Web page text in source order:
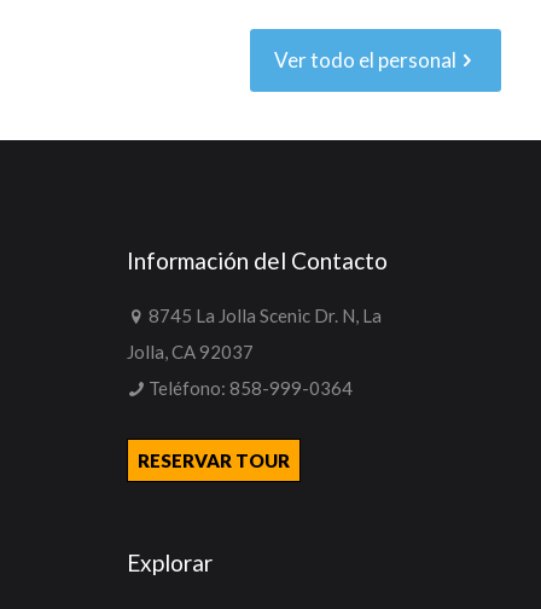
Ver todo el personal
Información del Contacto
8745 La Jolla Scenic Dr. N, La
Jolla, CA 92037
Teléfono: 858-999-0364
RESERVAR TOUR
Explorar